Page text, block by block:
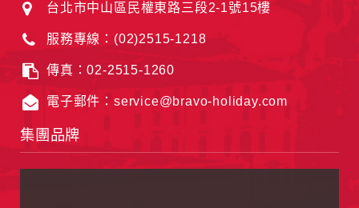
台北市中山區民權東路三段2-1號15樓
服務專線：(02)2515-1218
傳真：02-2515-1260
電子郵件：service@bravo-holiday.com
集團品牌